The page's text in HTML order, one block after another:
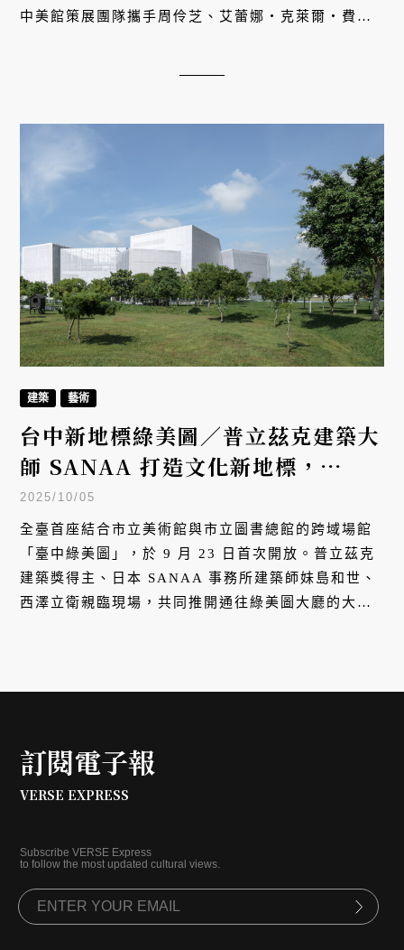
中美館策展團隊攜手周伶芝、艾蕾娜・克萊爾・費爾
建築 藝術
台中新地標綠美圖／普立茲克建築大
師 SANAA 打造文化新地標，
10/28試營運免費參觀
2025/10/05
全臺首座結合市立美術館與市立圖書總館的跨域場館
「臺中綠美圖」，於 9 月 23 日首次開放。普立茲克
建築獎得主、日本 SANAA 事務所建築師妹島和世、
西澤立衛親臨現場，共同推開通往綠美圖大廳的大
訂閱電子報
VERSE EXPRESS
Subscribe VERSE Express
to follow the most updated cultural views.